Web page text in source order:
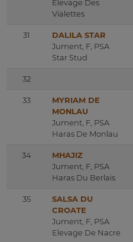
Elevage Des
Vialettes
31
DALILA STAR
Jument, F, PSA
Star Stud
32
33
MYRIAM DE
MONLAU
Jument, F, PSA
Haras De Monlau
34
MHAJIZ
Jument, F, PSA
Haras Du Berlais
35
SALSA DU
CROATE
Jument, F, PSA
Elevage De Nacre